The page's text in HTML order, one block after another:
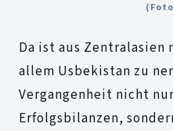
Da ist aus Zentralasien
allem Usbekistan zu
Vergangenheit nicht
Erfolgsbilanzen,